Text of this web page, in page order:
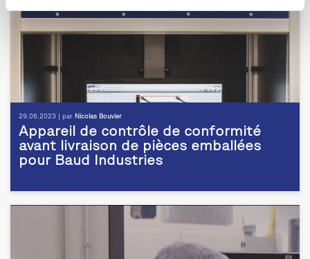
29.06.2023 | par Nicolas Bouvier
Appareil de contrôle de conformité
avant livraison de pièces emballées
pour Baud Industries